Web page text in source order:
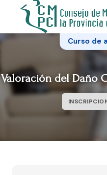
Curso de
Valoración del Daño